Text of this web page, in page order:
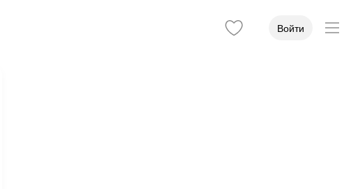
Войти